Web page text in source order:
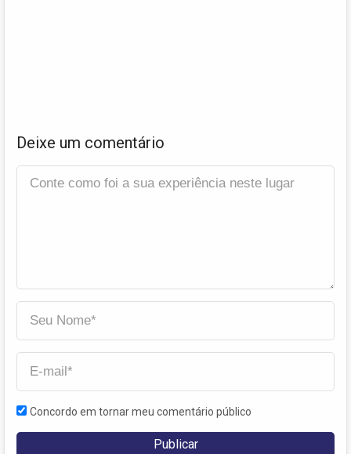
Deixe um comentário
Concordo em tornar meu comentário público